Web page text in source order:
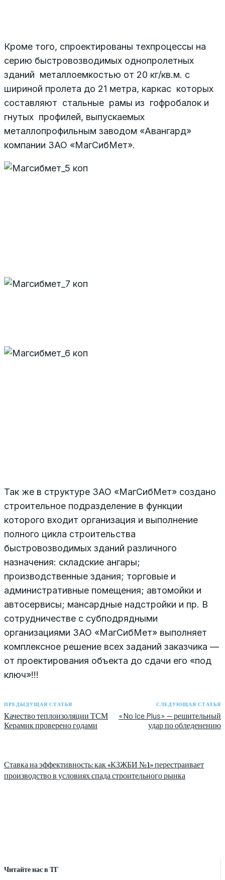
Читайте нас в ТГ
Кроме того, спроектированы техпроцессы на
серию быстровозводимых однопролетных
зданий металлоемкостью от 20 кг/кв.м. с
шириной пролета до 21 метра, каркас которых
составляют стальные рамы из гофробалок и
гнутых профилей, выпускаемых
металлопрофильным заводом «Авангард»
компании ЗАО «МагСибМет».
Так же в структуре ЗАО «МагСибМет» создано
строительное подразделение в функции
которого входит организация и выполнение
полного цикла строительства
быстровозводимых зданий различного
назначения: складские ангары;
производственные здания; торговые и
административные помещения; автомойки и
автосервисы; мансардные надстройки и пр. В
сотрудничестве с субподрядными
организациями ЗАО «МагСибМет» выполняет
комплексное решение всех заданий заказчика —
от проектирования объекта до сдачи его «под
ключ»!!!
ПРЕДЫДУЩАЯ СТАТЬЯ
Качество теплоизоляции ТСМ
Керамик проверено годами
СЛЕДУЮЩАЯ СТАТЬЯ
«No Ice Plus» — решительный
удар по обледенению
Ставка на эффективность: как «КЗЖБИ №1» перестраивает
производство в условиях спада строительного рынка